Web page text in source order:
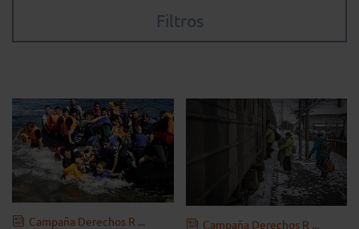
Filtros
Campaña Derechos R ... Campaña Derechos R ...